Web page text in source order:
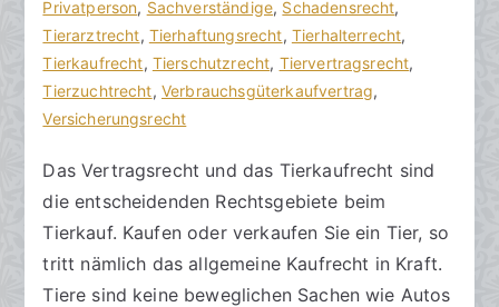
t
s
a
n
w
l
t
e
f
e
n
t
l
c
h
t
a
m
Privatperson, Sachverständige, Schadensrecht,
Tierarztrecht, Tierhaftungsrecht, Tierhalterrecht,
Tierkaufrecht, Tierschutzrecht, Tiervertragsrecht,
Tierzuchtrecht, Verbrauchsgüterkaufvertrag,
Versicherungsrecht
a
r
e
zu
Tierkaufrecht
Das Vertragsrecht und das Tierkaufrecht sind
die entscheidenden Rechtsgebiete beim
Tierkauf. Kaufen oder verkaufen Sie ein Tier, so
tritt nämlich das allgemeine Kaufrecht in Kraft.
Tiere sind keine beweglichen Sachen wie Autos